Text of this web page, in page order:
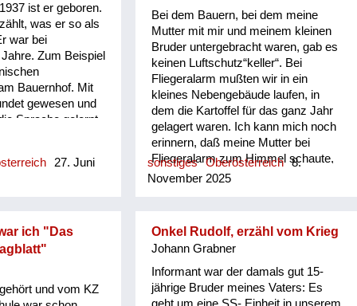
ist er geboren.
was er so als
war bei
Zum Beispiel
Bauernhof. Mit
gewesen und
Sprache gelernt.
dann zum
Barackenlager
Kleine war
gewusst
und er ist ihm
zu dem
27. Juni
Bei dem Bauern, bei dem meine
Mutter mit mir und meinem kleinen
Bruder untergebracht waren, gab es
keinen Luftschutz“keller“. Bei
Fliegeralarm mußten wir in ein
kleines Nebengebäude laufen, in
dem die Kartoffel für das ganz Jahr
gelagert waren. Ich kann mich noch
erinnern, daß meine Mutter bei
Fliegeralarm zum Himmel schaute,
die herannahenden Flugzeuge im
Und sie hatte immer recht. Im
obersten Stock des Bauernhauses
war eine Frau untergebracht, die
immer Karten legte. Sie kam nie in
den Kartoffelkeller. Doch eines
sonstiges Oberösterreich 8.
November 2025
ich "Das
und vom KZ
Onkel Rudolf, erzähl vom Krieg
Johann Grabner
Informant war der damals gut 15-
jährige Bruder meines Vaters: Es